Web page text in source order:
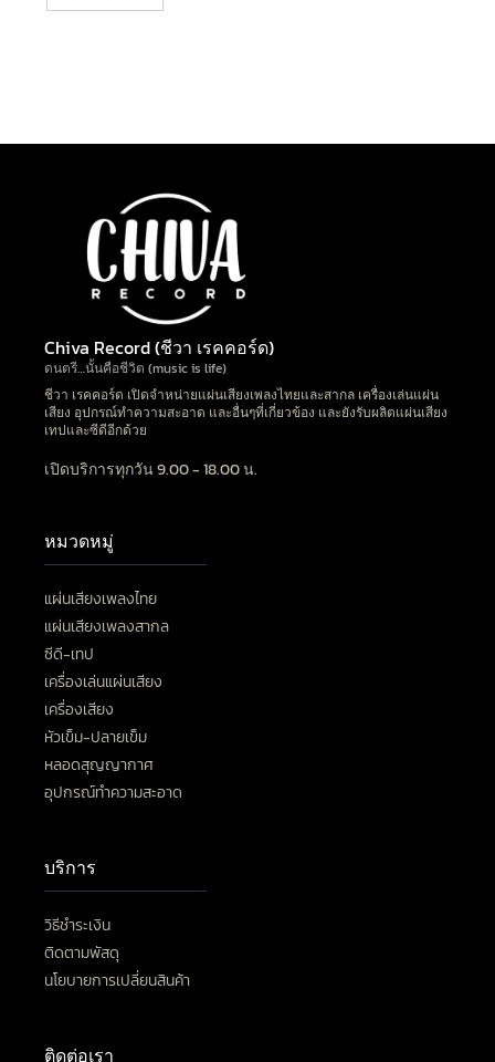
Chiva Record (ชีวา เรคคอร์ด)
ดนตรี…นั้นคือชีวิต (music is life)
ชีวา เรคคอร์ด เปิดจำหน่ายแผ่นเสียงเพลงไทยและสากล เครื่องเล่นแผ่น
เสียง อุปกรณ์ทำความสะอาด และอื่นๆที่เกี่ยวข้อง และยังรับผลิตแผ่นเสียง
เทปและซีดีอีกด้วย
เปิดบริการทุกวัน 9.00 - 18.00 น.
หมวดหมู่
แผ่นเสียงเพลงไทย
แผ่นเสียงเพลงสากล
ซีดี-เทป
เครื่องเล่นแผ่นเสียง
เครื่องเสียง
หัวเข็ม-ปลายเข็ม
หลอดสุญญากาศ
อุปกรณ์ทำความสะอาด
บริการ
วิธีชำระเงิน
ติดตามพัสดุ
นโยบายการเปลี่ยนสินค้า
ติดต่อเรา